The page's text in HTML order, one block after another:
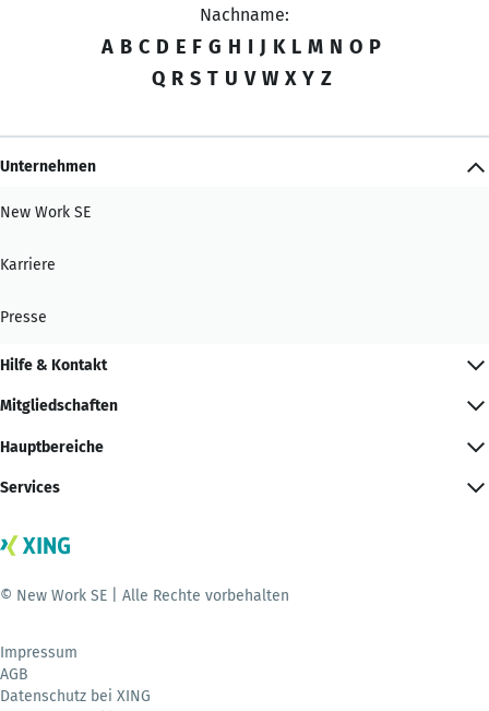
Nachname:
A B C D E F G H I J K L M N O P
Q R S T U V W X Y Z
Unternehmen
New Work SE
Karriere
Presse
Hilfe & Kontakt
Mitgliedschaften
Hauptbereiche
Services
© New Work SE | Alle Rechte vorbehalten
Impressum
AGB
Datenschutz bei XING